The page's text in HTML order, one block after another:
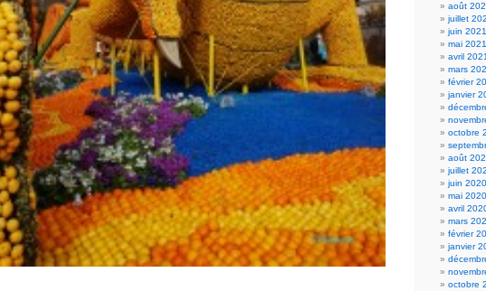
août
juillet
juin 2021
mai 2021
avril 2021
mars
février
janvier
octobre
août
juillet
juin 2020
mai 2020
avril
mars
février
janvier
octobre